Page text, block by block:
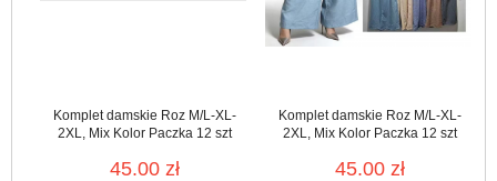
Komplet damskie Roz M/L-XL-
2XL, Mix Kolor Paczka 12 szt
45.00 zł
Komplet damskie Roz M/L-XL-
2XL, Mix Kolor Paczka 12 szt
45.00 zł